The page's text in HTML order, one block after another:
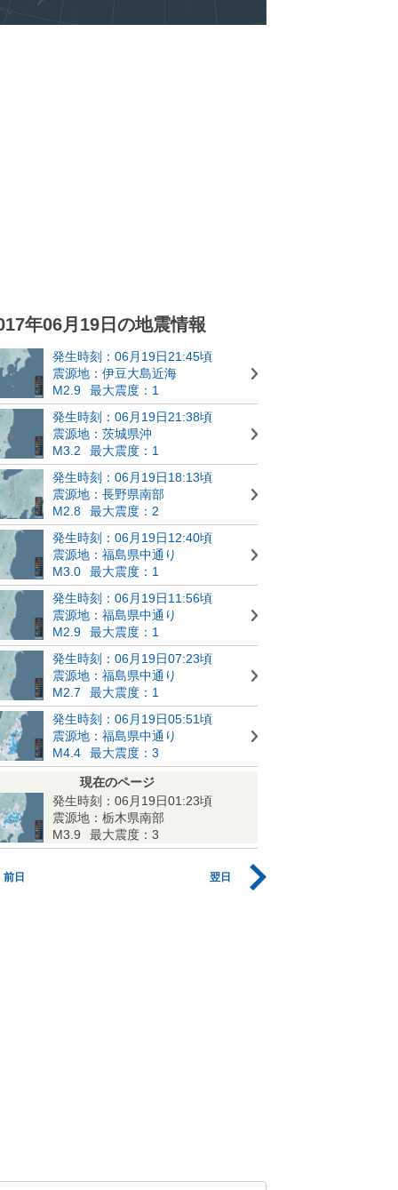
年06月19日の地震情報
発生時刻：06月19日21:45頃
震源地：伊豆大島近海
M2.9
最大震度：1
発生時刻：06月19日21:38頃
震源地：茨城県沖
M3.2
最大震度：1
発生時刻：06月19日18:13頃
震源地：長野県南部
M2.8
最大震度：2
発生時刻：06月19日12:40頃
震源地：福島県中通り
M3.0
最大震度：1
発生時刻：06月19日11:56頃
震源地：福島県中通り
M2.9
最大震度：1
発生時刻：06月19日07:23頃
震源地：福島県中通り
M2.7
最大震度：1
発生時刻：06月19日05:51頃
震源地：福島県中通り
M4.4
最大震度：3
現在のページ
発生時刻：06月19日01:23頃
震源地：栃木県南部
M3.9
最大震度：3
前日 翌日